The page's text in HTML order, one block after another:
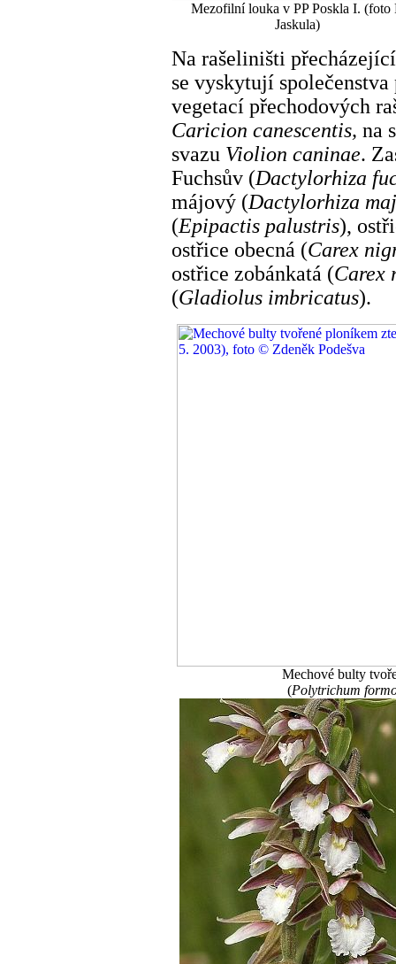
Mezofilní louka v PP Poskla I. (foto
Jaskula)
Na rašeliništi
se vyskytují společenstva
vegetací přechodových
Caricion canescentis, na
svazu Violion caninae.
Fuchsův (Dactylorhiza
májový (Dactylorhiza
(Epipactis palustris),
ostřice obecná (Carex
ostřice zobánkatá (Carex
(Gladiolus imbricatus).
Mechové bulty
(Polytrichum